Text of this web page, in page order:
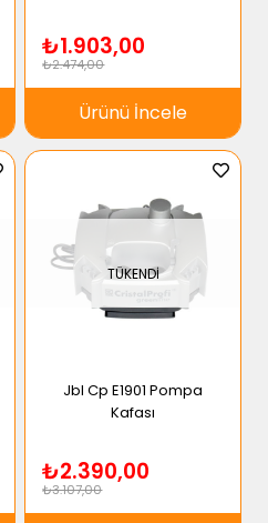
₺1.903,00
₺2.474,00
Ürünü İncele
TÜKENDI
Jbl Cp E1901 Pompa
Kafası
₺2.390,00
₺3.107,00